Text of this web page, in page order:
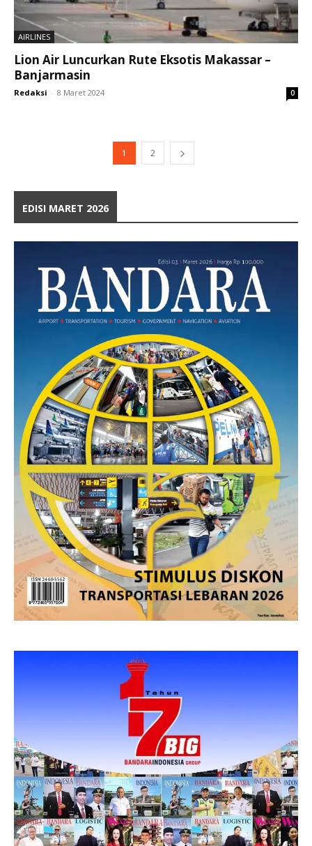
AIRLINES
Lion Air Luncurkan Rute Eksotis Makassar –
Banjarmasin
Redaksi - 8 Maret 2024 0
1 2
EDISI MARET 2026